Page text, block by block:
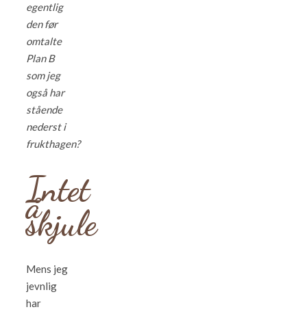
egentlig
den før
omtalte
Plan B
som jeg
også har
stående
nederst i
frukthagen?
Intet
å
skjule
Mens jeg
jevnlig
har